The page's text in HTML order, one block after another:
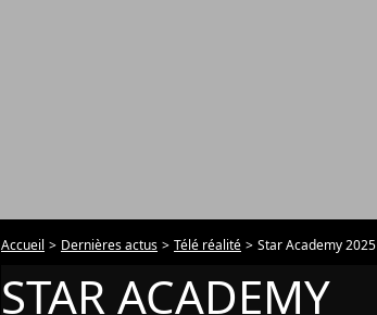
Accueil Dernières actus Télé réalité Star Academy 2025
STAR ACADEMY